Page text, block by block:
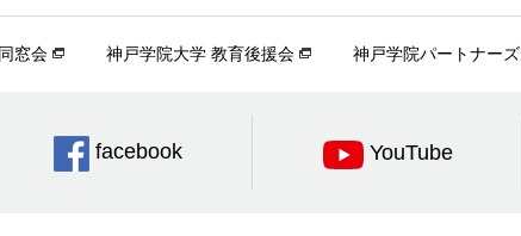
窓会 神戸学院大学 教育後援会 神戸学院パートナーズ
facebook YouTube